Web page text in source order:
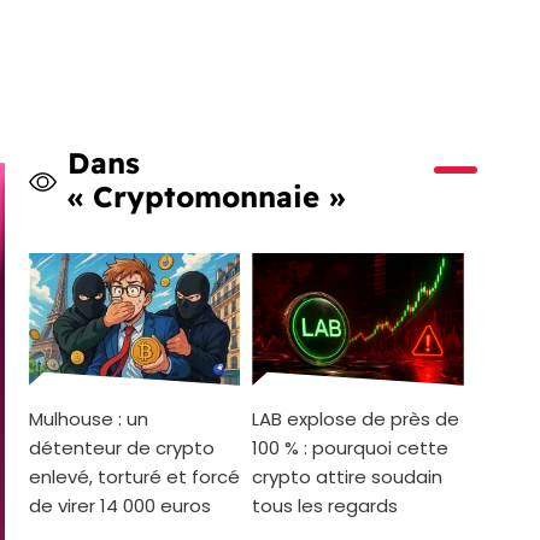
Dans
« Cryptomonnaie »
Mulhouse : un
détenteur de crypto
enlevé, torturé et forcé
de virer 14 000 euros
LAB explose de près de
100 % : pourquoi cette
crypto attire soudain
tous les regards